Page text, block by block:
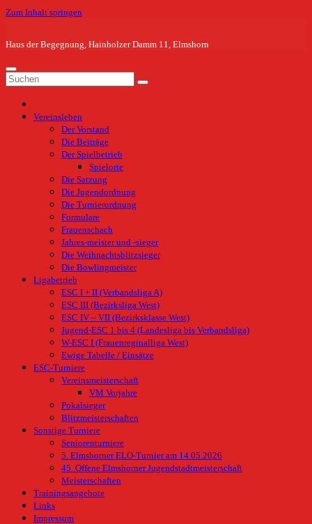
Zum Inhalt springen
Haus der Begegnung, Hainholzer Damm 11, Elmshorn
Vereinsleben
Der Vorstand
Die Beiträge
Der Spielbetrieb
Spielorte
Die Satzung
Die Jugendordnung
Die Turnierordnung
Formulare
Frauenschach
Jahres-meister und -sieger
Die Weihnachtsblitzsieger
Die Bowlingmeister
Ligabetrieb
ESC I + II (Verbandsliga A)
ESC III (Bezirksliga West)
ESC IV – VII (Bezirksklasse West)
Jugend-ESC 1 bis 4 (Landesliga bis Verbandsliga)
W-ESC I (Frauenreginalliga West)
Ewige Tabelle / Einsätze
ESC-Turniere
Vereinsmeisterschaft
VM Vorjahre
Pokalsieger
Blitzmeisterschaften
Sonstige Turniere
Seniorenturniere
5. Elmshorner ELO-Turnier am 14.05.2026
45. Offene Elmshorner Jugendstadtmeisterschaft
Meisterschaften
Trainingsangebote
Links
Impressum